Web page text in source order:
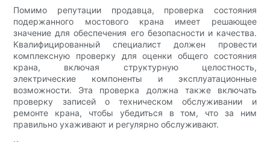
Помимо репутации продавца, проверка состояния
подержанного мостового крана имеет решающее
значение для обеспечения его безопасности и качества.
Квалифицированный специалист должен провести
комплексную проверку для оценки общего состояния
крана, включая структурную целостность,
электрические компоненты и эксплуатационные
возможности. Эта проверка должна также включать
проверку записей о техническом обслуживании и
ремонте крана, чтобы убедиться в том, что за ним
правильно ухаживают и регулярно обслуживают.